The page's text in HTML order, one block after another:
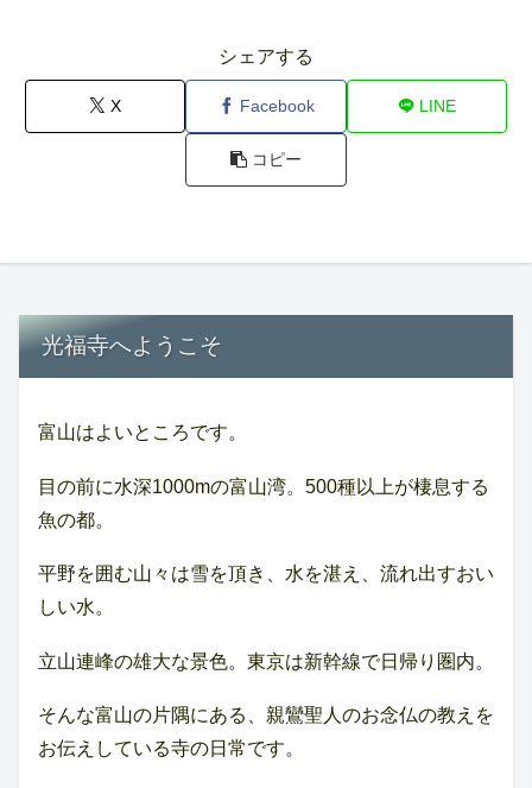
シェアする
X Facebook LINE
コピー
光福寺へようこそ
富山はよいところです。
目の前に水深1000mの富山湾。500種以上が棲息する
魚の都。
平野を囲む山々は雪を頂き、水を湛え、流れ出すおい
しい水。
立山連峰の雄大な景色。東京は新幹線で日帰り圏内。
そんな富山の片隅にある、親鸞聖人のお念仏の教えを
お伝えしている寺の日常です。